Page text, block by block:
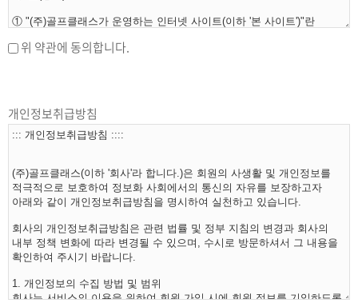
위 약관에 동의합니다.
개인정보취급방침